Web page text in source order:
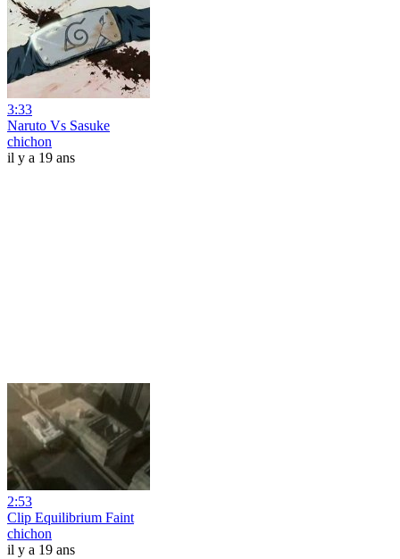
3:33
Naruto Vs Sasuke
chichon
il y a 19 ans
2:53
Clip Equilibrium Faint
chichon
il y a 19 ans